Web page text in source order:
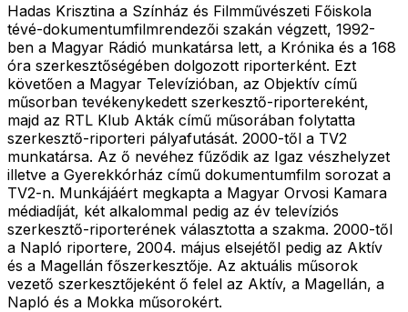
Hadas Krisztina a Színház és Filmművészeti Főiskola
tévé-dokumentumfilmrendezői szakán végzett, 1992-
ben a Magyar Rádió munkatársa lett, a Krónika és a 168
óra szerkesztőségében dolgozott riporterként. Ezt
követően a Magyar Televízióban, az Objektív című
műsorban tevékenykedett szerkesztő-riportereként,
majd az RTL Klub Akták című műsorában folytatta
szerkesztő-riporteri pályafutását. 2000-től a TV2
munkatársa. Az ő nevéhez fűződik az Igaz vészhelyzet
illetve a Gyerekkórház című dokumentumfilm sorozat a
TV2-n. Munkájáért megkapta a Magyar Orvosi Kamara
médiadíját, két alkalommal pedig az év televíziós
szerkesztő-riporterének választotta a szakma. 2000-től
a Napló riportere, 2004. május elsejétől pedig az Aktív
és a Magellán főszerkesztője. Az aktuális műsorok
vezető szerkesztőjeként ő felel az Aktív, a Magellán, a
Napló és a Mokka műsorokért.